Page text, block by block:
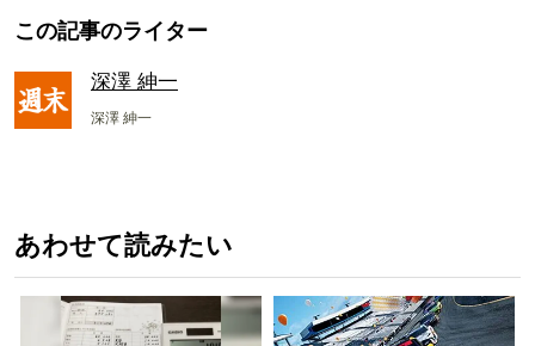
この記事のライター
深澤 紳一
深澤 紳一
あわせて読みたい